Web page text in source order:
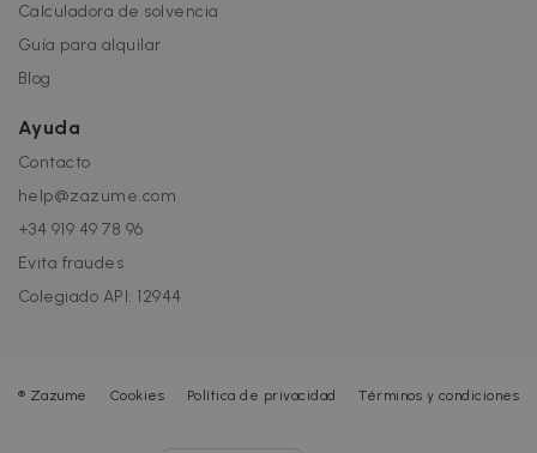
Calculadora de solvencia
Guía para alquilar
Blog
Ayuda
Contacto
help@zazume.com
+34 919 49 78 96
Evita fraudes
Colegiado API: 12944
® Zazume Cookies Política de privacidad Términos y condiciones